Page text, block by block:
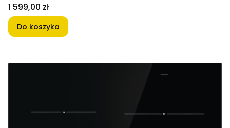
Cena
1 599,00 zł
Do koszyka